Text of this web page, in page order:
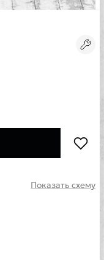
Показать схему